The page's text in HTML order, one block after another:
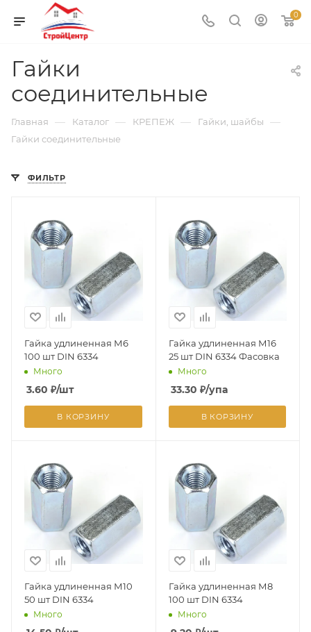
0
Гайки
соединительные
Главная — Каталог — КРЕПЕЖ — Гайки, шайбы —
Гайки соединительные
ФИЛЬТР
Гайка удлиненная М6
100 шт DIN 6334
Много
3.60 ₽/шт
В КОРЗИНУ
Гайка удлиненная М16
25 шт DIN 6334 Фасовка
Много
33.30 ₽/упа
В КОРЗИНУ
Гайка удлиненная М10
50 шт DIN 6334
Много
Гайка удлиненная М8
100 шт DIN 6334
Много